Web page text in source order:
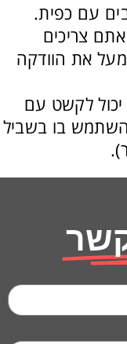
עם כפית.
אתם צריכים
את הוודקה
יכול לקשט עם
בו בשביל